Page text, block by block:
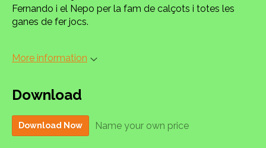
Fernando i el Nepo per la fam de calçots i totes les
ganes de fer jocs.
More information
Download
Download Now Name your own price